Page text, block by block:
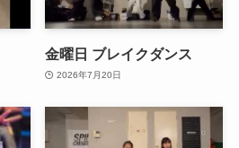
金曜日 ブレイクダンス
2026年7月20日